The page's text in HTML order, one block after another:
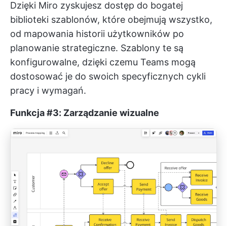
Dzięki Miro zyskujesz dostęp do bogatej
biblioteki szablonów, które obejmują wszystko,
od mapowania historii użytkowników po
planowanie strategiczne. Szablony te są
konfigurowalne, dzięki czemu Teams mogą
dostosować je do swoich specyficznych cykli
pracy i wymagań.
Funkcja #3: Zarządzanie wizualne